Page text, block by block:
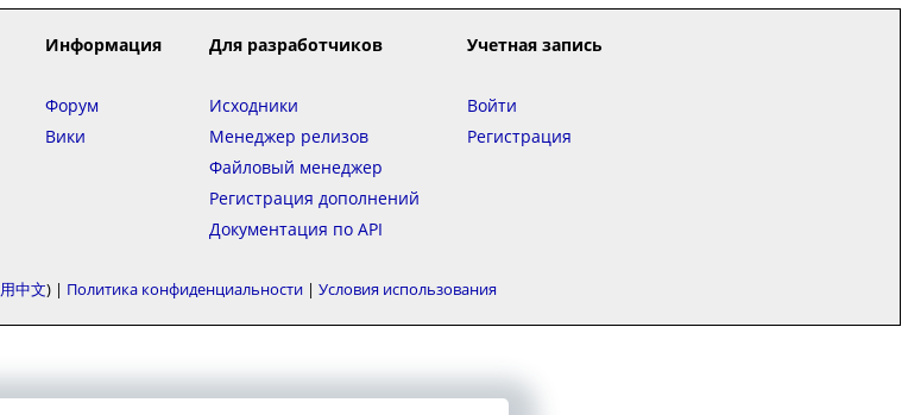
Информация Для разработчиков Учетная запись
Форум
Вики
Исходники
Менеджер релизов
Файловый менеджер
Регистрация дополнений
Документация по API
Войти
Регистрация
用中文 | Политика конфиденциальности| Условия использования